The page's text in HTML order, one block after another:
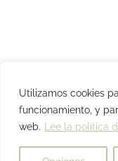
Utilizamos cookies
funcionamiento, y
web.
Lee la política